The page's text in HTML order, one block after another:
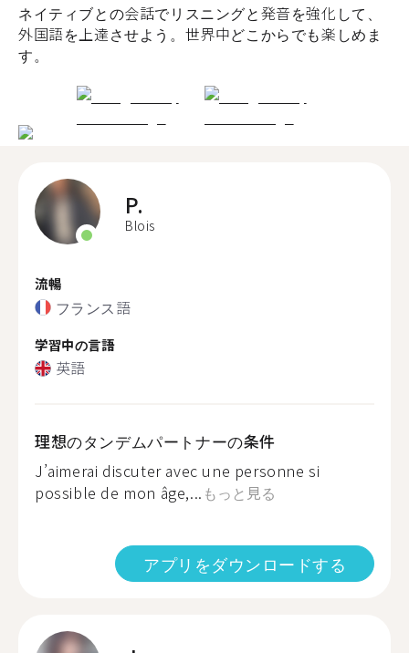
ネイティブとの会話でリスニングと発音を強化して、
外国語を上達させよう。世界中どこからでも楽しめま
す。
P.
Blois
流暢
フランス語
学習中の言語
英語
理想のタンデムパートナーの条件
J’aimerai discuter avec une personne si
possible de mon âge,... もっと見る
アプリをダウンロードする